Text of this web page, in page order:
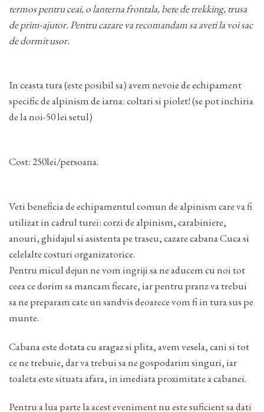
termos pentru ceai, o lanterna frontala, bete de trekking, trusa
de prim-ajutor. Pentru cazare va recomandam sa aveti la voi sac
de dormit usor.
In ceasta tura (este posibil sa) avem nevoie de echipament
specific de alpinism de iarna: coltari si piolet! (se pot inchiria
de la noi-50 lei setul)
Cost: 250lei/persoana.
Veti beneficia de echipamentul comun de alpinism care va fi
utilizat in cadrul turei: corzi de alpinism, carabiniere,
anouri, ghidajul si asistenta pe traseu, cazare cabana Cuca si
celelalte costuri organizatorice.
Pentru micul dejun ne vom ingriji sa ne aducem cu noi tot
ceea ce dorim sa mancam fiecare, iar pentru pranz va trebui
sa ne preparam cate un sandvis deoarece vom fi in tura sus pe
munte.
Cabana este dotata cu aragaz si plita, avem vesela, cani si tot
ce ne trebuie, dar va trebui sa ne gospodarim singuri, iar
toaleta este situata afara, in imediata proximitate a cabanei.
Pentru a lua parte la acest eveniment nu este suficient sa dati